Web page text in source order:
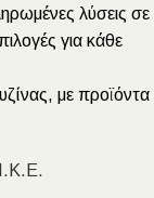
λύσεις σε
για κάθε
με προϊόντα